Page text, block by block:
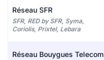
Réseau SFR
SFR, RED by SFR, Syma,
Coriolis, Prixtel, Lebara
Réseau Bouygues Telecom